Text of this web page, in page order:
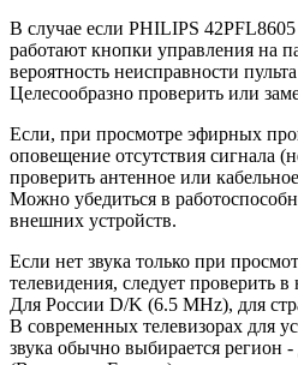
В случае если PHILIPS 42PFL8605
работают кнопки управления на
вероятность неисправности
Целесообразно проверить или
Если, при просмотре эфирных
оповещение отсутствия сигнала
проверить антенное или
Можно убедиться в
внешних устройств.
Если нет звука только при
телевидения, следует проверить в
Для России D/K (6.5 MHz), для
В современных телевизорах для
звука обычно выбирается регион